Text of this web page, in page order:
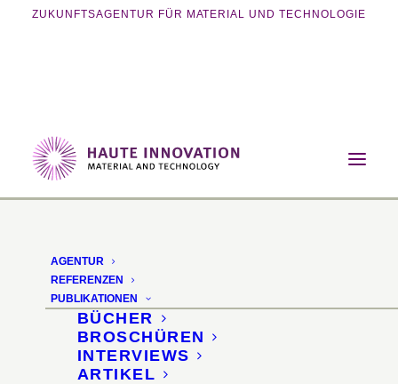
ZUKUNFTSAGENTUR FÜR MATERIAL UND TECHNOLOGIE
AGENTUR
REFERENZEN
PUBLIKATIONEN
BÜCHER
BROSCHÜREN
INTERVIEWS
ARTIKEL
Home Magazin
Nachhaltigkeit
Recyclingfähiges Epoxidharz
Recyclingfähiges
Epoxidharz für
Faserverbundbauteile